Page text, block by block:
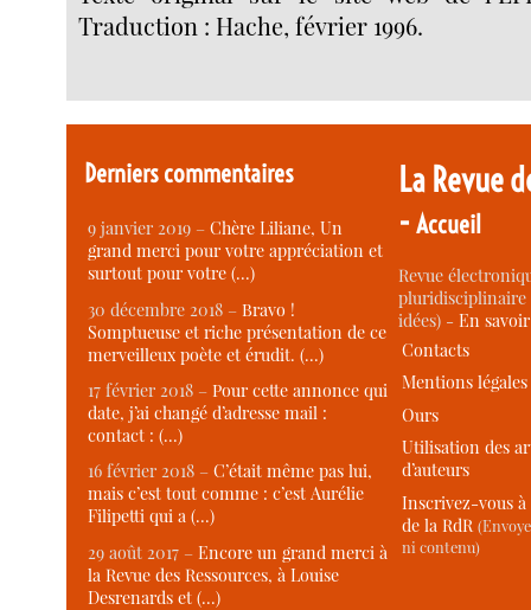
Traduction : Hache, février 1996.
Derniers commentaires
9 janvier 2019 –Chère Liliane, Un
grand merci pour votre appréciation et
surtout pour votre (…)
30 décembre 2018 –Bravo !
Somptueuse et riche présentation de ce
merveilleux poète et érudit. (…)
17 février 2018 –Pour cette annonce qui
date, j’ai changé d’adresse mail :
contact : (…)
16 février 2018 –C’était même pas lui,
mais c’est tout comme : c’est Aurélie
Filipetti qui a (…)
29 août 2017 –Encore un grand merci à
la Revue des Ressources, à Louise
Desrenards et (…)
La Revue
-Accueil
Revue
idées) -En
Contacts
Mentions légales
Ours
Utilisation des
d’auteurs
Inscrivez-vous
de la RdR
ni contenu)